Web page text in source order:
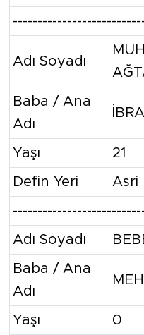
Adı Soyadı
Baba / Ana
Adı
Yaşı 21
Defin Yeri Asri
Adı Soyadı
Baba / Ana
Adı
Yaşı 0